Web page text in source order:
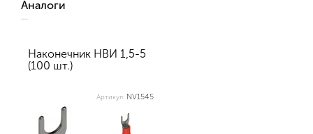
Аналоги
Наконечник НВИ 1,5-5
(100 шт.)
Артикул: NV1545